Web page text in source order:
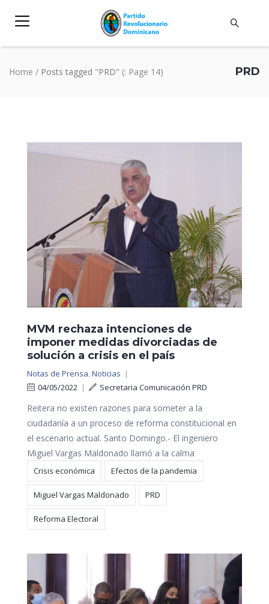
PRD
Home / Posts tagged "PRD" (: Page 14)
MVM rechaza intenciones de
imponer medidas divorciadas de
solución a crisis en el país
Notas de Prensa,Noticias |
04/05/2022 | Secretaria Comunicación PRD
Reitera no existen razones para someter a la
ciudadanía a un proceso de reforma constitucional en
el escenario actual. Santo Domingo.- El ingeniero
Miguel Vargas Maldonado llamó a la calma
Crisis económica Efectos de la pandemia
Miguel Vargas Maldonado PRD
Reforma Electoral